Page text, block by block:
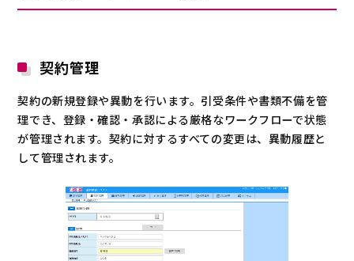
契約管理
契約の新規登録や異動を行います。引受条件や書類不備を管
理でき、登録・確認・承認による厳格なワークフローで状態
が管理されます。契約に対するすべての変更は、異動履歴と
して管理されます。